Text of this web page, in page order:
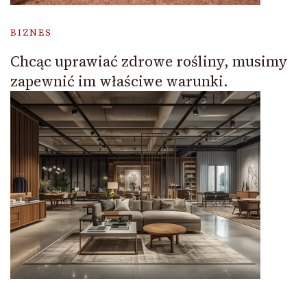
BIZNES
Chcąc uprawiać zdrowe rośliny, musimy
zapewnić im właściwe warunki.